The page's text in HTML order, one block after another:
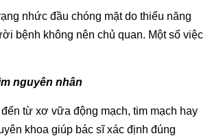
nhức đầu chóng mặt do thiểu năng
bệnh không nên chủ quan. Một số việc
nguyên nhân
từ xơ vữa động mạch, tim mạch hay
khoa giúp bác sĩ xác định đúng